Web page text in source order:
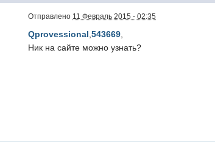
Отправлено 11 Февраль 2015 - 02:35
Qprovessional ,543669
Ник на сайте можно узнать?